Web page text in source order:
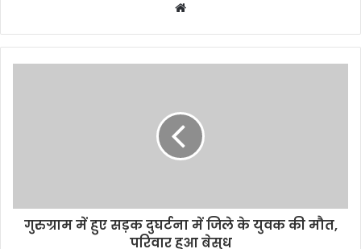
b
s
e
गुरुग्राम में हुए सड़क दुघर्टना में जिले के युवक की मौत,
परिवार हुआ बेसुध